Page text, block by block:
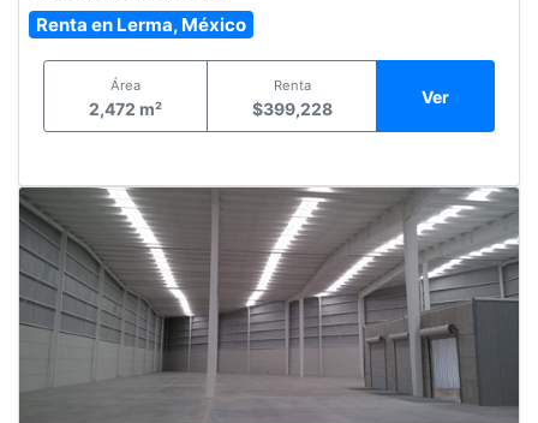
Renta en Lerma, México
Área
2,472 m²
Renta
$399,228
Ver